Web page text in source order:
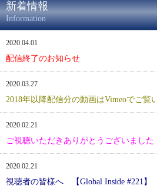
新着情報
Information
2020.04.01
配信終了のお知らせ
2020.03.27
2018年以降配信分の動画はVimeoでご覧
2020.02.21
ご視聴いただきありがとうございました
2020.02.21
視聴者の皆様へ 【Global Inside #221】